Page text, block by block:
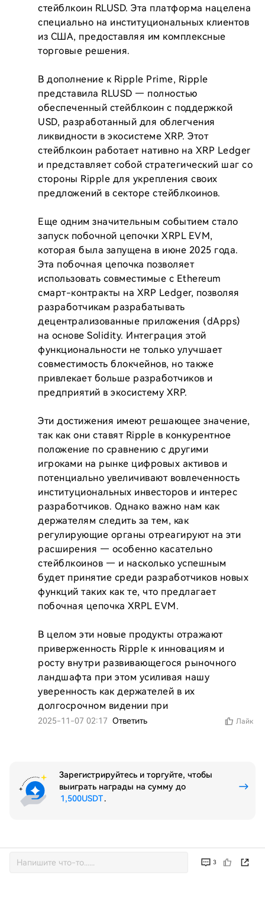
стейблкоин RLUSD. Эта платформа нацелена
специально на институциональных клиентов
из США, предоставляя им комплексные
торговые решения.
В дополнение к Ripple Prime, Ripple
представила RLUSD — полностью
обеспеченный стейблкоин с поддержкой
USD, разработанный для облегчения
ликвидности в экосистеме XRP. Этот
стейблкоин работает нативно на XRP Ledger
и представляет собой стратегический шаг со
стороны Ripple для укрепления своих
предложений в секторе стейблкоинов.
Еще одним значительным событием стало
запуск побочной цепочки XRPL EVM,
которая была запущена в июне 2025 года.
Эта побочная цепочка позволяет
использовать совместимые с Ethereum
смарт-контракты на XRP Ledger, позволяя
разработчикам разрабатывать
децентрализованные приложения (dApps)
на основе Solidity. Интеграция этой
функциональности не только улучшает
совместимость блокчейнов, но также
привлекает больше разработчиков и
предприятий в экосистему XRP.
Эти достижения имеют решающее значение,
так как они ставят Ripple в конкурентное
положение по сравнению с другими
игроками на рынке цифровых активов и
потенциально увеличивают вовлеченность
институциональных инвесторов и интерес
разработчиков. Однако важно нам как
держателям следить за тем, как
регулирующие органы отреагируют на эти
расширения — особенно касательно
стейблкоинов — и насколько успешным
будет принятие среди разработчиков новых
функций таких как те, что предлагает
побочная цепочка XRPL EVM.
В целом эти новые продукты отражают
приверженность Ripple к инновациям и
росту внутри развивающегося рыночного
ландшафта при этом усиливая нашу
уверенность как держателей в их
долгосрочном видении при
2025-11-07 02:17 Ответить Лайк
3
Зарегистрируйтесь и торгуйте, чтобы
выиграть награды на сумму до
1,500USDT.